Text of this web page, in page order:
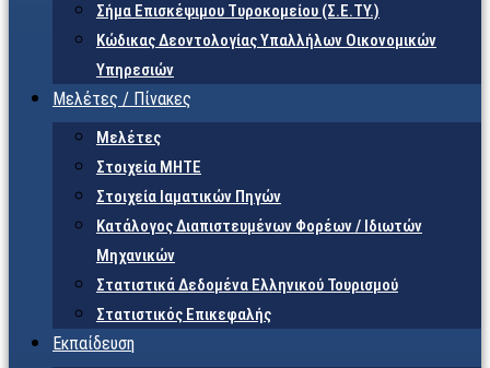
Σήμα Επισκέψιμου Τυροκομείου (Σ.Ε.TY.)
Κώδικας Δεοντολογίας Υπαλλήλων Οικονομικών
Υπηρεσιών
Μελέτες / Πίνακες
Μελέτες
Στοιχεία ΜΗΤΕ
Στοιχεία Ιαματικών Πηγών
Κατάλογος Διαπιστευμένων Φορέων / Ιδιωτών
Μηχανικών
Στατιστικά Δεδομένα Ελληνικού Τουρισμού
Στατιστικός Επικεφαλής
Εκπαίδευση